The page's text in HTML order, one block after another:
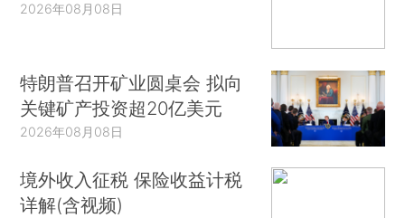
2026年08月08日
特朗普召开矿业圆桌会 拟向
关键矿产投资超20亿美元
2026年08月08日
境外收入征税 保险收益计税
详解(含视频)